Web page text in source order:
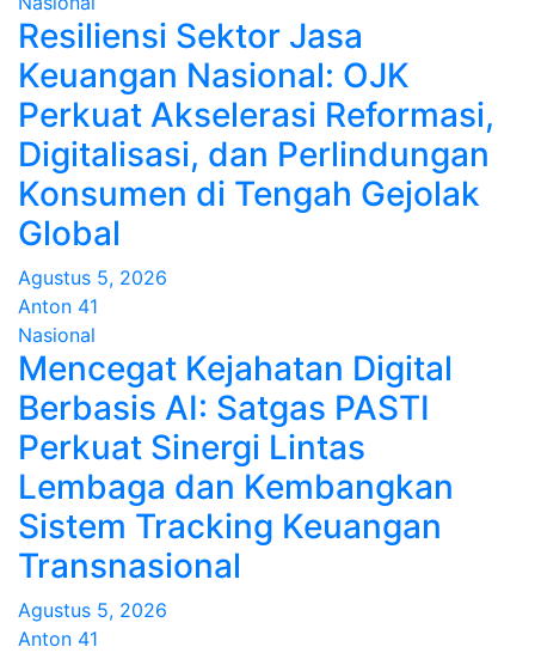
Resiliensi Sektor Jasa
Keuangan Nasional: OJK
Perkuat Akselerasi Reformasi,
Digitalisasi, dan Perlindungan
Konsumen di Tengah Gejolak
Global
Agustus 5, 2026
Anton 41
Nasional
Mencegat Kejahatan Digital
Berbasis AI: Satgas PASTI
Perkuat Sinergi Lintas
Lembaga dan Kembangkan
Sistem Tracking Keuangan
Transnasional
Agustus 5, 2026
Anton 41